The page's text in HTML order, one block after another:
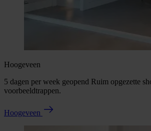
Hoogeveen
5 dagen per week geopend Ruim opgezette
voorbeeldtrappen.
Hoogeveen